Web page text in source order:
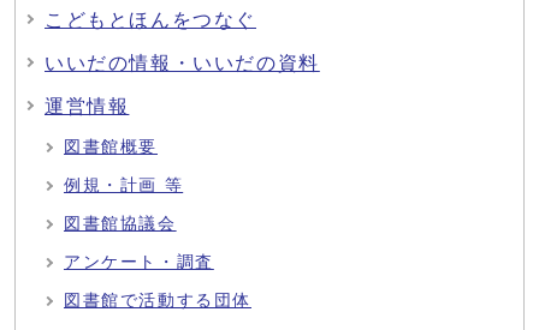
こどもとほんをつなぐ
いいだの情報・いいだの資料
運営情報
図書館概要
例規・計画 等
図書館協議会
アンケート・調査
図書館で活動する団体